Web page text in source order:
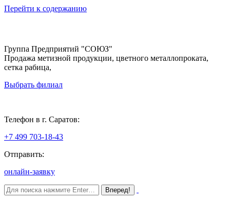
Перейти к содержанию
Группа Предприятий "СОЮЗ"
Продажа метизной продукции, цветного металлопроката,
сетка рабица,
Выбрать филиал
Телефон в г. Саратов:
+7 499 703-18-43
Отправить:
онлайн-заявку